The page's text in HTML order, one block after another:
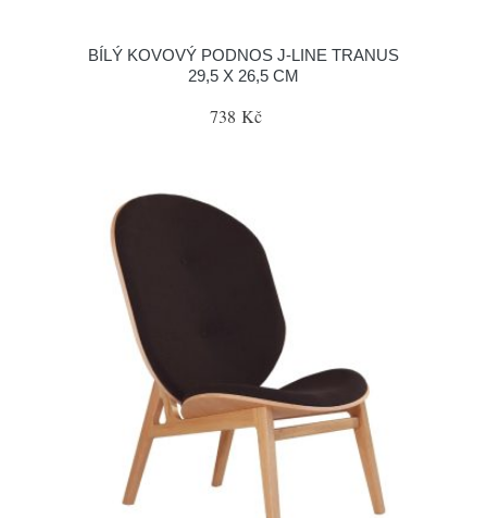
BÍLÝ KOVOVÝ PODNOS J-LINE TRANUS
29,5 X 26,5 CM
738 Kč